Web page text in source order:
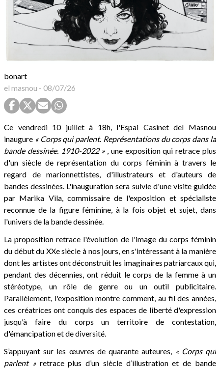
bonart
el masnou - 08/07/26
Ce vendredi 10 juillet à 18h, l'Espai Casinet del Masnou
inaugure « Corps qui parlent. Représentations du corps dans la
bande dessinée. 1910-2022 », une exposition qui retrace plus
d'un siècle de représentation du corps féminin à travers le
regard de marionnettistes, d'illustrateurs et d'auteurs de
bandes dessinées. L'inauguration sera suivie d'une visite guidée
par Marika Vila, commissaire de l'exposition et spécialiste
reconnue de la figure féminine, à la fois objet et sujet, dans
l'univers de la bande dessinée.
La proposition retrace l'évolution de l'image du corps féminin
du début du XXe siècle à nos jours, en s'intéressant à la manière
dont les artistes ont déconstruit les imaginaires patriarcaux qui,
pendant des décennies, ont réduit le corps de la femme à un
stéréotype, un rôle de genre ou un outil publicitaire.
Parallèlement, l'exposition montre comment, au fil des années,
ces créatrices ont conquis des espaces de liberté d'expression
jusqu'à faire du corps un territoire de contestation,
d'émancipation et de diversité.
S’appuyant sur les œuvres de quarante auteures,
« Corps qui
parlent »retrace plus d’un siècle d’illustration et de bande